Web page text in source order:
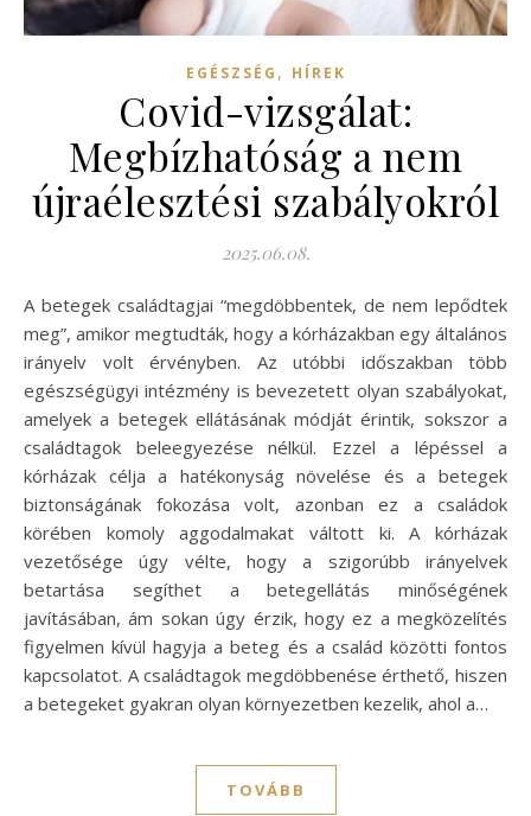
EGÉSZSÉG , HÍREK
Covid-vizsgálat:
Megbízhatóság a nem
újraélesztési szabályokról
2025.06.08.
A betegek családtagjai “megdöbbentek, de nem lepődtek
meg”, amikor megtudták, hogy a kórházakban egy általános
irányelv volt érvényben. Az utóbbi időszakban több
egészségügyi intézmény is bevezetett olyan szabályokat,
amelyek a betegek ellátásának módját érintik, sokszor a
családtagok beleegyezése nélkül. Ezzel a lépéssel a
kórházak célja a hatékonyság növelése és a betegek
biztonságának fokozása volt, azonban ez a családok
körében komoly aggodalmakat váltott ki. A kórházak
vezetősége úgy vélte, hogy a szigorúbb irányelvek
betartása segíthet a betegellátás minőségének
javításában, ám sokan úgy érzik, hogy ez a megközelítés
figyelmen kívül hagyja a beteg és a család közötti fontos
kapcsolatot. A családtagok megdöbbenése érthető, hiszen
a betegeket gyakran olyan környezetben kezelik, ahol a…
TOVÁBB